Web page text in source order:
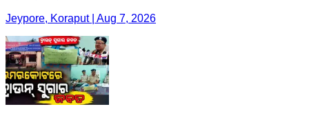
Jeypore, Koraput | Aug 7, 2026